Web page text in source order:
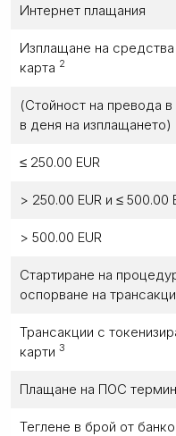
Интернет плащания
Изплащане на средства
карта 2
(Стойност на превода в
в деня на изплащането)
≤ 250.00 EUR
> 250.00 EUR и ≤ 500.00
> 500.00 EUR
Стартиране на
оспорване на
Трансакции с
карти 3
Плащане на ПОС
Теглене в брой от